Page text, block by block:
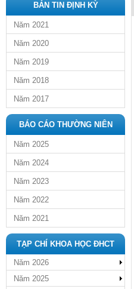
BẢN TIN ĐỊNH KỲ
Năm 2021
Năm 2020
Năm 2019
Năm 2018
Năm 2017
BÁO CÁO THƯỜNG NIÊN
Năm 2025
Năm 2024
Năm 2023
Năm 2022
Năm 2021
TẠP CHÍ KHOA HỌC ĐHCT
Năm 2026
Năm 2025